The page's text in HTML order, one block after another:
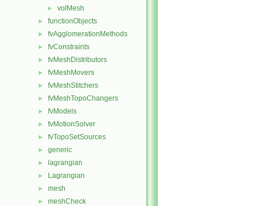
► volMesh
► functionObjects
► fvAgglomerationMethods
► fvConstraints
► fvMeshDistributors
► fvMeshMovers
► fvMeshStitchers
► fvMeshTopoChangers
► fvModels
► fvMotionSolver
► fvTopoSetSources
► generic
► lagrangian
► Lagrangian
► mesh
► meshCheck